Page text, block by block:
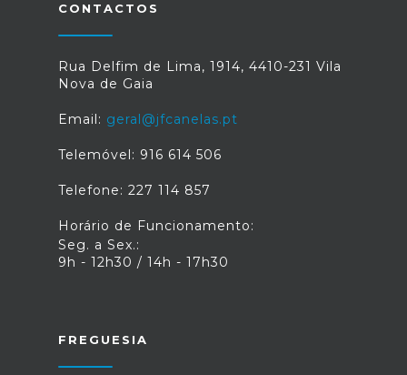
CONTACTOS
Rua Delfim de Lima, 1914, 4410-231 Vila
Nova de Gaia
Email: geral@jfcanelas.pt
Telemóvel: 916 614 506
Telefone: 227 114 857
Horário de Funcionamento:
Seg. a Sex.:
9h - 12h30 / 14h - 17h30
FREGUESIA